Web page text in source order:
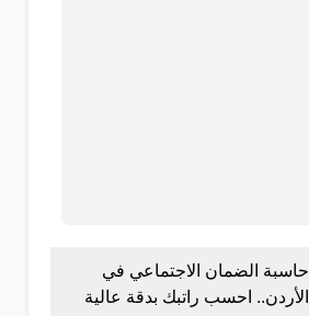
حاسبة الضمان الاجتماعي في
الأردن.. احسب راتبك بدقة عالية